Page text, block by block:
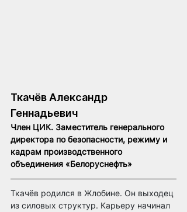
Ткачёв Александр
Геннадьевич
Член ЦИК. Заместитель генерального
директора по безопасности, режиму и
кадрам производственного
объединения «Белоруснефть»
Ткачёв родился в Жлобине. Он выходец
из силовых структур. Карьеру начинал